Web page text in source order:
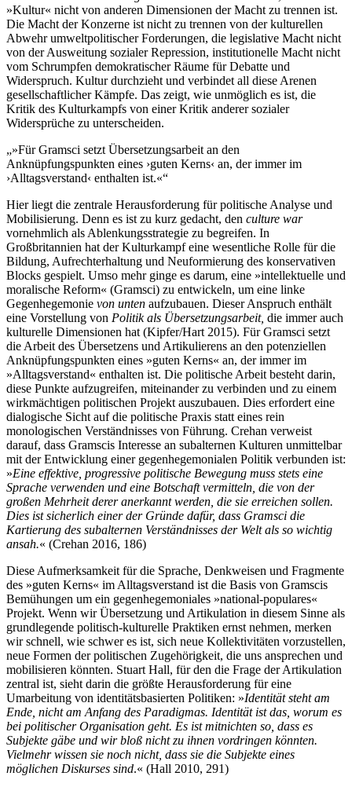
»Kultur« nicht von anderen Dimensionen der Macht zu trennen ist.
Die Macht der Konzerne ist nicht zu trennen von der kulturellen
Abwehr umweltpolitischer Forderungen, die legislative Macht nicht
von der Ausweitung sozialer Repression, institutionelle Macht nicht
vom Schrumpfen demokratischer Räume für Debatte und
Widerspruch. Kultur durchzieht und verbindet all diese Arenen
gesellschaftlicher Kämpfe. Das zeigt, wie unmöglich es ist, die
Kritik des Kulturkampfs von einer Kritik anderer sozialer
Widersprüche zu unterscheiden.
»Für Gramsci setzt Übersetzungsarbeit an den
Anknüpfungspunkten eines ›guten Kerns‹ an, der immer im
›Alltagsverstand‹ enthalten ist.«
Hier liegt die zentrale Herausforderung für politische Analyse und
Mobilisierung. Denn es ist zu kurz gedacht, den culture war
vornehmlich als Ablenkungsstrategie zu begreifen. In
Großbritannien hat der Kulturkampf eine wesentliche Rolle für die
Bildung, Aufrechterhaltung und Neuformierung des konservativen
Blocks gespielt. Umso mehr ginge es darum, eine »intellektuelle und
moralische Reform« (Gramsci) zu entwickeln, um eine linke
Gegenhegemonie von unten aufzubauen. Dieser Anspruch enthält
eine Vorstellung von Politik als Übersetzungsarbeit, die immer auch
kulturelle Dimensionen hat (Kipfer/Hart 2015). Für Gramsci setzt
die Arbeit des Übersetzens und Artikulierens an den potenziellen
Anknüpfungspunkten eines »guten Kerns« an, der immer im
»Alltagsverstand« enthalten ist. Die politische Arbeit besteht darin,
diese Punkte aufzugreifen, miteinander zu verbinden und zu einem
wirkmächtigen politischen Projekt auszubauen. Dies erfordert eine
dialogische Sicht auf die politische Praxis statt eines rein
monologischen Verständnisses von Führung. Crehan verweist
darauf, dass Gramscis Interesse an subalternen Kulturen unmittelbar
mit der Entwicklung einer gegenhegemonialen Politik verbunden ist:
»Eine effektive, progressive politische Bewegung muss stets eine
Sprache verwenden und eine Botschaft vermitteln, die von der
großen Mehrheit derer anerkannt werden, die sie erreichen sollen.
Dies ist sicherlich einer der Gründe dafür, dass Gramsci die
Kartierung des subalternen Verständnisses der Welt als so wichtig
ansah.« (Crehan 2016, 186)
Diese Aufmerksamkeit für die Sprache, Denkweisen und Fragmente
des »guten Kerns« im Alltagsverstand ist die Basis von Gramscis
Bemühungen um ein gegenhegemoniales »national-populares«
Projekt. Wenn wir Übersetzung und Artikulation in diesem Sinne als
grundlegende politisch-kulturelle Praktiken ernst nehmen, merken
wir schnell, wie schwer es ist, sich neue Kollektivitäten vorzustellen,
neue Formen der politischen Zugehörigkeit, die uns ansprechen und
mobilisieren könnten. Stuart Hall, für den die Frage der Artikulation
zentral ist, sieht darin die größte Herausforderung für eine
Umarbeitung von identitätsbasierten Politiken: »Identität steht am
Ende, nicht am Anfang des Paradigmas. Identität ist das, worum es
bei politischer Organisation geht. Es ist mitnichten so, dass es
Subjekte gäbe und wir bloß nicht zu ihnen vordringen könnten.
Vielmehr wissen sie noch nicht, dass sie die Subjekte eines
möglichen Diskurses sind.« (Hall 2010, 291)